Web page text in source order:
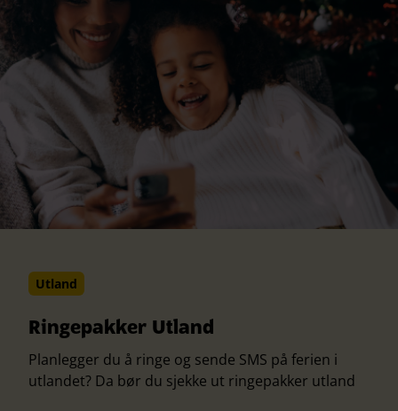
Utland
Ringepakker Utland
Planlegger du å ringe og sende SMS på ferien i
utlandet? Da bør du sjekke ut ringepakker utland